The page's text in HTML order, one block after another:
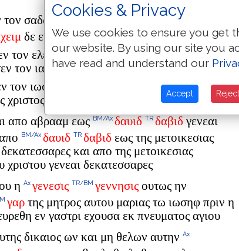
τον σαδωκ σαδωκ δε εγεννησεν τον
δε εγεννησεν τον ελιουδ
τον ελεαζαρ ελεαζαρ δε εγεννησεν τον
τον ιακωβ
τον ιωσηφ τον ανδρα μαριας εξ ης εγεννηθη
χριστος
απο αβρααμ εωςBM/Ax δαυιδ TR δαβιδγενεαι
BM/Ax δαυιδ TR δαβιδ εως της μετοικεσιας
και απο της μετοικεσιας
γενεαι δεκατεσσαρες
η Ax γενεσις TR/BM γεννησις ουτως ην
γαρ της μητρος αυτου μαριας τω ιωσηφ πριν η
εν γαστρι εχουσα εκ πνευματος αγιου
δικαιος ων και μη θελων αυτην Ax
Cookies & Privacy
We use cookies to ensure you get
our website. By using our site you
have read and understand our
Accept Reject